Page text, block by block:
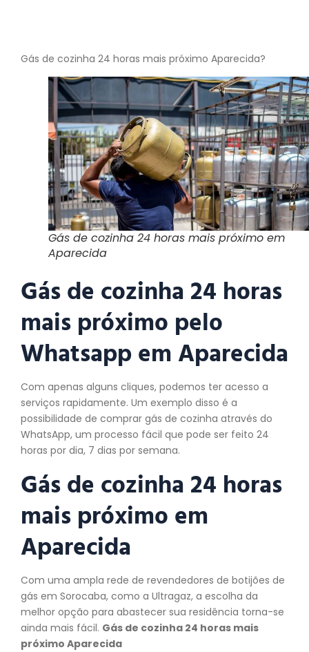
Gás de cozinha 24 horas mais próximo Aparecida?
Gás de cozinha 24 horas mais próximo em
Aparecida
Gás de cozinha 24 horas
mais próximo pelo
Whatsapp em Aparecida
Com apenas alguns cliques, podemos ter acesso a
serviços rapidamente. Um exemplo disso é a
possibilidade de comprar gás de cozinha através do
WhatsApp, um processo fácil que pode ser feito 24
horas por dia, 7 dias por semana.
Gás de cozinha 24 horas
mais próximo em
Aparecida
Com uma ampla rede de revendedores de botijões de
gás em Sorocaba, como a Ultragaz, a escolha da
melhor opção para abastecer sua residência torna-se
ainda mais fácil. Gás de cozinha 24 horas mais
próximo Aparecida